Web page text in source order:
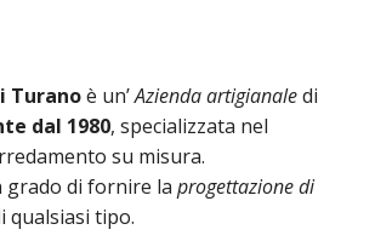
Turanoè un’Azienda artigianaledi
dal 1980, specializzata nel
su misura.
grado di fornire la progettazione di
qualsiasi tipo.